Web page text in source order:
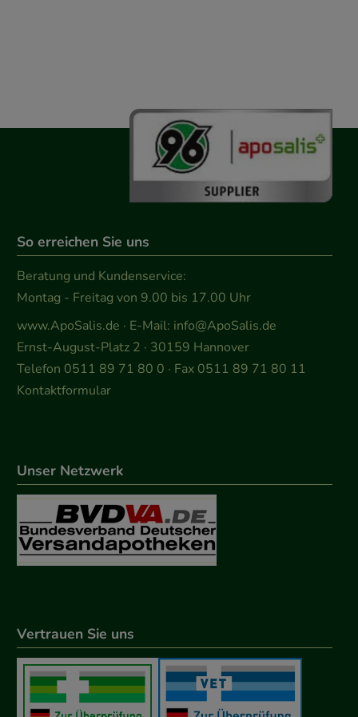
So erreichen Sie uns
Beratung und Kundenservice:
Montag - Freitag von 9.00 bis 17.00 Uhr
www.ApoSalis.de · E-Mail: info@ApoSalis.de
Ernst-August-Platz 2 · 30159 Hannover
Telefon 0511 89 71 80 0 · Fax 0511 89 71 80 11
Kontaktformular
Unser Netzwerk
Vertrauen Sie uns